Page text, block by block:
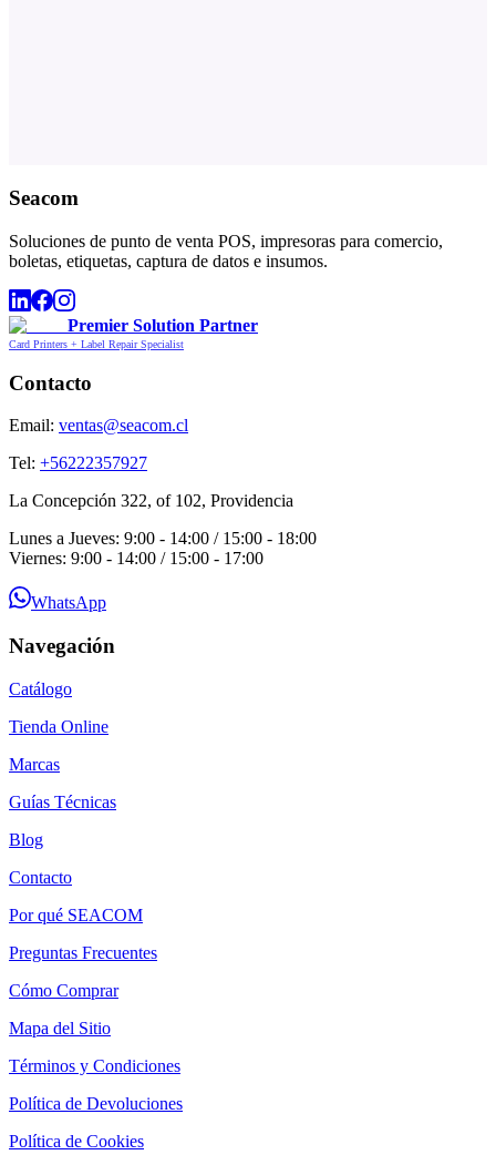
Seacom
Soluciones de punto de venta POS, impresoras para comercio,
boletas, etiquetas, captura de datos e insumos.
Premier Solution Partner
Card Printers + Label Repair Specialist
Contacto
Email: ventas@seacom.cl
Tel: +56222357927
La Concepción 322, of 102, Providencia
Lunes a Jueves: 9:00 - 14:00 / 15:00 - 18:00
Viernes: 9:00 - 14:00 / 15:00 - 17:00
WhatsApp
Navegación
Catálogo
Tienda Online
Marcas
Guías Técnicas
Blog
Contacto
Por qué SEACOM
Preguntas Frecuentes
Cómo Comprar
Mapa del Sitio
Términos y Condiciones
Política de Devoluciones
Política de Cookies